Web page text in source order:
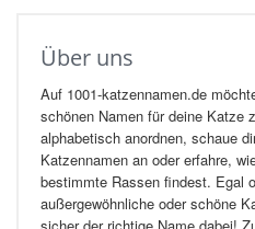
Über uns
Auf 1001-katzennamen.de
schönen Namen für deine Katze
alphabetisch anordnen, schaue
Katzennamen an oder erfahre,
bestimmte Rassen findest. Egal
außergewöhnliche oder schöne
sicher der richtige Name dabei!